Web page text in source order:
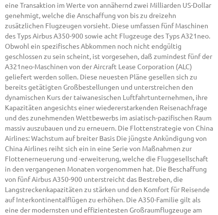
eine Transaktion im Werte von annähernd zwei Milliarden US-Dollar
genehmigt, welche die Anschaffung von bis zu dreizehn
zusätzlichen Flugzeugen vorsieht. Diese umfassen fünf Maschinen
des Typs Airbus A350-900 sowie acht Flugzeuge des Typs A321neo.
Obwohl ein spezifisches Abkommen noch nicht endgültig
geschlossen zu sein scheint, ist vorgesehen, daß zumindest fünf der
A321neo-Maschinen von der Aircraft Lease Corporation (ALC)
geliefert werden sollen. Diese neuesten Pläne gesellen sich zu
bereits getätigten Großbestellungen und unterstreichen den
dynamischen Kurs der taiwanesischen Luftfahrtunternehmen, ihre
Kapazitäten angesichts einer wiedererstarkenden Reisenachfrage
und des zunehmenden Wettbewerbs im asiatisch-pazifischen Raum
massiv auszubauen und zu erneuern. Die Flottenstrategie von China
Airlines: Wachstum auf breiter Basis Die jüngste Ankündigung von
China Airlines reiht sich ein in eine Serie von Maßnahmen zur
Flottenerneuerung und -erweiterung, welche die Fluggesellschaft
in den vergangenen Monaten vorgenommen hat. Die Beschaffung
von fünf Airbus A350-900 unterstreicht das Bestreben, die
Langstreckenkapazitäten zu stärken und den Komfort für Reisende
auf Interkontinentalflügen zu erhöhen. Die A350-Familie gilt als
eine der modernsten und effizientesten Großraumflugzeuge am